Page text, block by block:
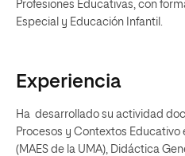
Profesiones Educativas, con
Especial y Educación Infantil.
Experiencia
Ha desarrollado su actividad
Procesos y Contextos
(MAES de la UMA), Didáctica